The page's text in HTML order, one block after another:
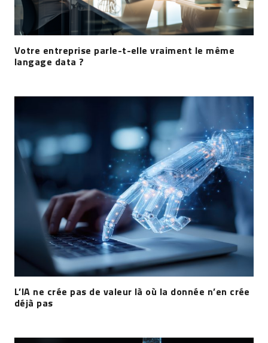
Votre entreprise parle-t-elle vraiment le même
langage data ?
L’IA ne crée pas de valeur là où la donnée n’en crée
déjà pas